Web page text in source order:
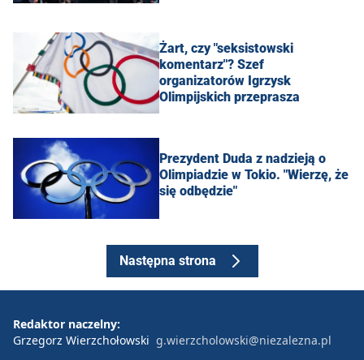
Żart, czy "seksistowski
komentarz"? Szef
organizatorów Igrzysk
Olimpijskich przeprasza
Prezydent Duda z nadzieją o
Olimpiadzie w Tokio. "Wierzę, że
się odbędzie"
Następna strona
Redaktor naczelny:
Grzegorz Wierzchołowski g.wierzcholowski@niezalezna.pl